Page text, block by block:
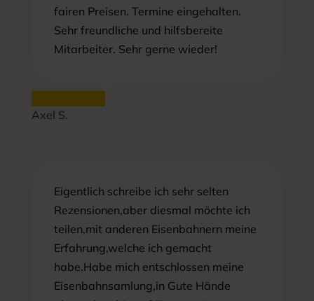
fairen Preisen. Termine eingehalten.
Sehr freundliche und hilfsbereite
Mitarbeiter. Sehr gerne wieder!
Axel S.
Eigentlich schreibe ich sehr selten
Rezensionen,aber diesmal möchte ich
teilen,mit anderen Eisenbahnern meine
Erfahrung,welche ich gemacht
habe.Habe mich entschlossen meine
Eisenbahnsamlung,in Gute Hände